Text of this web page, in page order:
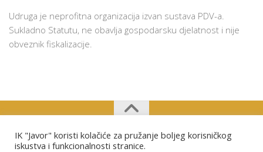
Udruga je neprofitna organizacija izvan sustava PDV-a.
Sukladno Statutu, ne obavlja gospodarsku djelatnost i nije
obveznik fiskalizacije.
Izviđački klub "Javor" Osijek © 2026. Sva prava pridržana.
IK "Javor" koristi kolačiće za pružanje boljeg korisničkog
iskustva i funkcionalnosti stranice.